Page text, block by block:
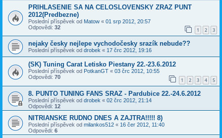
PRIHLASENIE SA NA CELOSLOVENSKY ZRAZ PUNT
2012(Predbezne)
Poslední příspěvek od Matow « 01 srp 2012, 20:57
Odpovědi: 32 1 2 3
nejaky česky nejlepe vychodočesky srazík nebude??
Poslední příspěvek od drobek « 17 črc 2012, 19:16
(SK) Tuning Carat Letisko Piestany 22.-23.6.2012
Poslední příspěvek od PotkanGT « 03 črc 2012, 10:55
Odpovědi: 70 1 2 3 4 5
8. PUNTO TUNING FANS SRAZ - Pardubice 22.-24.6.2012
Poslední příspěvek od drobek « 02 črc 2012, 21:14
Odpovědi: 12
NITRIANSKE RUDNO DNES A ZAJTRA!!!!! 8)
Poslední příspěvek od milankos512 « 16 čer 2012, 11:40
Odpovědi: 6